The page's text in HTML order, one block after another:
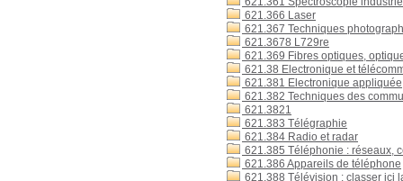
621.366 Laser
621.367 Techniques
621.3678 L729re
621.369 Fibres optiques,
621.38 Electronique et
621.381 Electronique
621.382 Techniques des
621.3821
621.383 Télégraphie
621.384 Radio et radar
621.385 Téléphonie : réseaux,
621.386 Appareils de téléphone
621.388 Télévision : classer ici